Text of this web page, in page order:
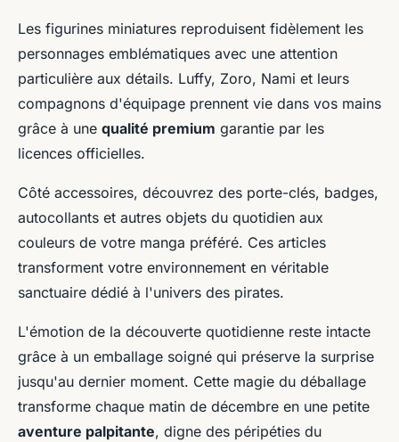
Les figurines miniatures reproduisent fidèlement les
personnages emblématiques avec une attention
particulière aux détails. Luffy, Zoro, Nami et leurs
compagnons d'équipage prennent vie dans vos mains
grâce à une qualité premium garantie par les
licences officielles.
Côté accessoires, découvrez des porte-clés, badges,
autocollants et autres objets du quotidien aux
couleurs de votre manga préféré. Ces articles
transforment votre environnement en véritable
sanctuaire dédié à l'univers des pirates.
L'émotion de la découverte quotidienne reste intacte
grâce à un emballage soigné qui préserve la surprise
jusqu'au dernier moment. Cette magie du déballage
transforme chaque matin de décembre en une petite
aventure palpitante, digne des péripéties du